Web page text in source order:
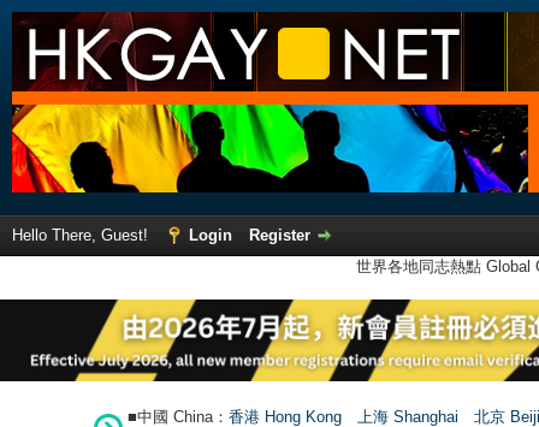
Hello There, Guest! Login
Register
世界各地同志熱點
■中國 China： 香港 Hong Kong 上海 Shanghai
北京